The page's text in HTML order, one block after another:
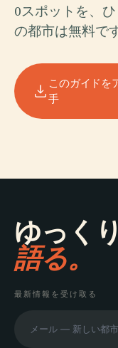
0スポットを、
の都市は無料です
このガイドを
手
ゆっく
語る。
最新情報を受け取る